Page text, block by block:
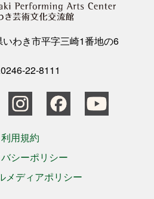
わき市平字三崎1番地の6
22-8111
利用規約
シーポリシー
メディアポリシー